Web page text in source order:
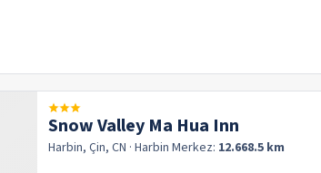
Snow Valley Ma Hua Inn
Harbin, Çin, CN · Harbin Merkez: 12.668.5 km